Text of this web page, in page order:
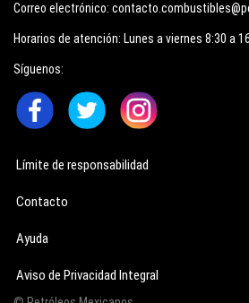
Correo electrónico:
Horarios de atención: Lunes a viernes 8:30 a
Síguenos:
Límite de responsabilidad
Contacto
Ayuda
Aviso de Privacidad Integral